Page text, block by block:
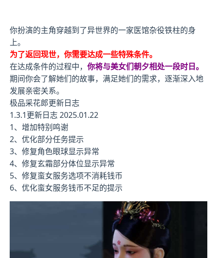
你扮演的主角穿越到了异世界的一家医馆杂役铁柱的身
上。
为了返回现世，你需要达成一些特殊条件。
在达成条件的过程中， 你将与美女们朝夕相处一段时日。
期间你会了解她们的故事，满足她们的需求，逐渐深入地
发展亲密关系。
极品采花郎更新日志
1.3.1更新日志 2025.01.22
1、增加特别鸣谢
2、优化部分任务提示
3、修复角色眼球显示异常
4、修复玄霜部分体位显示异常
5、修复蛮女服务选项不消耗钱币
6、优化蛮女服务钱币不足的提示